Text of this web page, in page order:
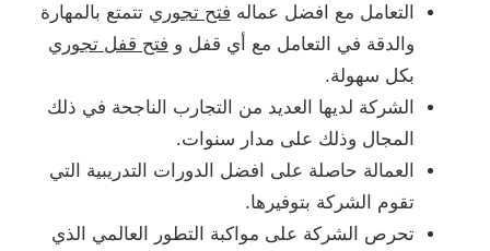
التعامل مع افضل عماله فتح تجوري تتمتع بالمهارة
والدقة في التعامل مع أي قفل و فتح قفل تجوري
بكل سهولة.
الشركة لديها العديد من التجارب الناجحة في ذلك
المجال وذلك على مدار سنوات.
العمالة حاصلة على افضل الدورات التدريبية التي
تقوم الشركة بتوفيرها.
تحرص الشركة على مواكبة التطور العالمي الذي